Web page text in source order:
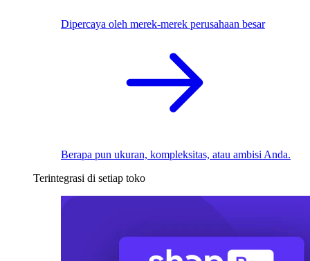
Dipercaya oleh merek-merek perusahaan besar
Berapa pun ukuran, kompleksitas, atau ambisi Anda.
Terintegrasi di setiap toko